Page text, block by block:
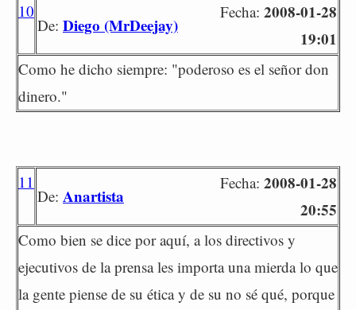
10
De: Diego (MrDeejay)
Fecha: 2008-01-28
19:01
Como he dicho siempre: "poderoso es el señor don
dinero."
11
De: Anartista
Fecha: 2008-01-28
20:55
Como bien se dice por aquí, a los directivos y
ejecutivos de la prensa les importa una mierda lo que
la gente piense de su ética y de su no sé qué, porque